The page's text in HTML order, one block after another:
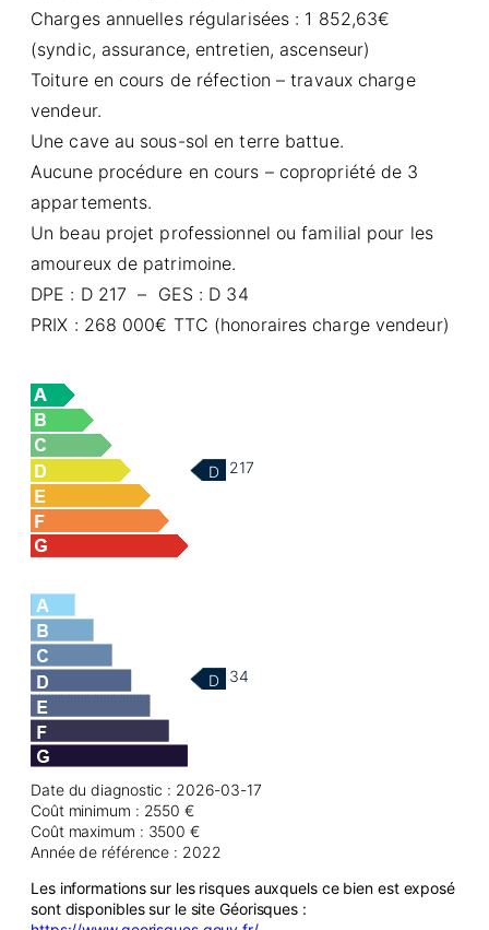
Charges annuelles régularisées : 1 852,63€
(syndic, assurance, entretien, ascenseur)
Toiture en cours de réfection – travaux charge
vendeur.
Une cave au sous-sol en terre battue.
Aucune procédure en cours – copropriété de 3
appartements.
Un beau projet professionnel ou familial pour les
amoureux de patrimoine.
DPE : D 217 – GES : D 34
PRIX : 268 000€ TTC (honoraires charge vendeur)
D 217
D 34
Date du diagnostic : 2026-03-17
Coût minimum : 2550 €
Coût maximum : 3500 €
Année de référence : 2022
Les informations sur les risques auxquels ce bien est exposé
sont disponibles sur le site Géorisques :